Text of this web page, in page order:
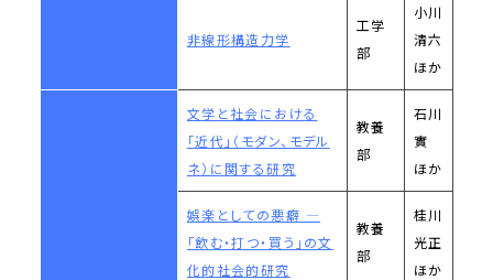
非線形構造力学
工学
部
小川
清六
ほか
文学と社会における
「近代」（モダン、モデル
ネ）に関する研究
教養
部
石川
實
ほか
娯楽としての悪癖 ―
「飲む・打つ・買う」の文
化的社会的研究
教養
部
桂川
光正
ほか